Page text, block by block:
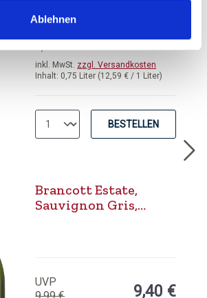
Ablehnen
Durchschnittliche Bewertung von 5
Inhalt: 0,75 Liter (12,59 € / 1 Liter)
inkl. MwSt. zzgl. Versandkosten
9,99 €
9,44 €
BESTELLEN
Brancott Estate,
Sauvignon Gris,
UVP
9,40 €